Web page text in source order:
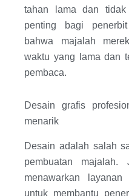
tahan lama dan
penting bagi
bahwa majalah
waktu yang lama dan
pembaca.
Desain grafis
menarik
Desain adalah salah
pembuatan majalah.
menawarkan
untuk membantu